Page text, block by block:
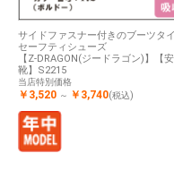
サイドファスナー付きのブーツタ
セーフティシューズ
【Z-DRAGON(ジードラゴン)】【
靴】S2215
当店特別価格
￥3,520 ～ ￥3,740(税込)